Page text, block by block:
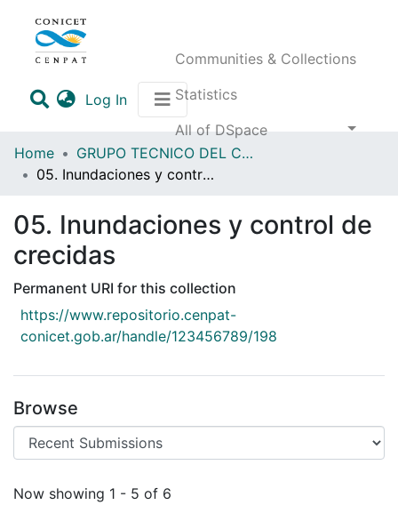
Communities & Collections
Statistics
All of DSpace
Log In(current)
Home
GRUPO TECNICO DEL COMITE DE CUENCA DEL RIO CHUBUT
05. Inundaciones y control de crecidas
05. Inundaciones y control de
crecidas
Permanent URI for this collection
https://www.repositorio.cenpat-
conicet.gob.ar/handle/123456789/198
Browse
Recent Submissions
Now showing 1 - 5 of 6